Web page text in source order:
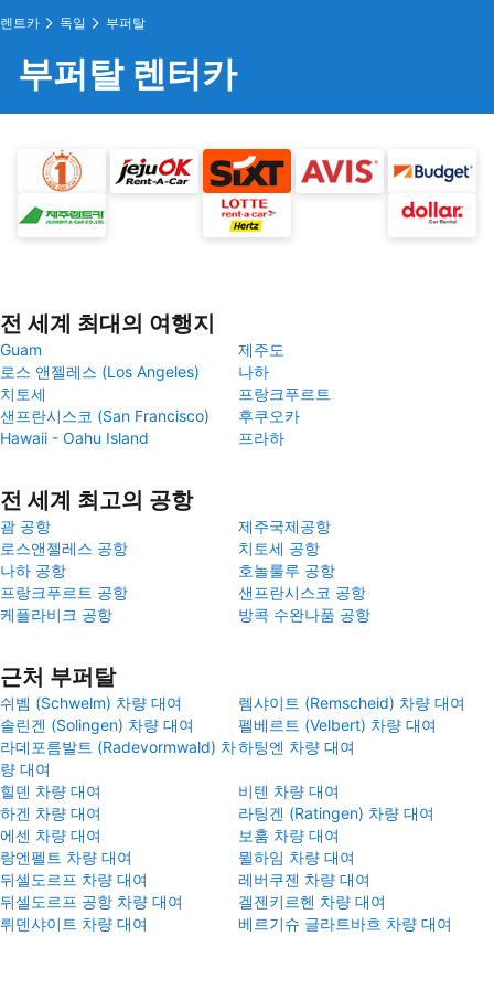
렌트카 독일 부퍼탈
부퍼탈 렌터카
전 세계 최대의 여행지
Guam
제주도
로스 앤젤레스 (Los Angeles)
나하
치토세
프랑크푸르트
샌프란시스코 (San Francisco)
후쿠오카
Hawaii - Oahu Island
프라하
전 세계 최고의 공항
괌 공항
제주국제공항
로스앤젤레스 공항
치토세 공항
나하 공항
호놀룰루 공항
프랑크푸르트 공항
샌프란시스코 공항
케플라비크 공항
방콕 수완나품 공항
근처 부퍼탈
쉬벰 (Schwelm) 차량 대여
렘샤이트 (Remscheid) 차량 대여
솔린겐 (Solingen) 차량 대여
펠베르트 (Velbert) 차량 대여
라데포름발트 (Radevormwald) 차
량 대여
하팅엔 차량 대여
힐덴 차량 대여
비텐 차량 대여
하겐 차량 대여
라팅겐 (Ratingen) 차량 대여
에센 차량 대여
보훔 차량 대여
랑엔펠트 차량 대여
뮐하임 차량 대여
뒤셀도르프 차량 대여
레버쿠젠 차량 대여
뒤셀도르프 공항 차량 대여
겔젠키르헨 차량 대여
뤼덴샤이트 차량 대여
베르기슈 글라트바흐 차량 대여